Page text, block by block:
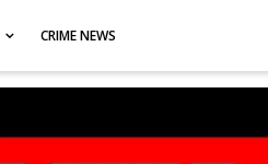
CRIME NEWS